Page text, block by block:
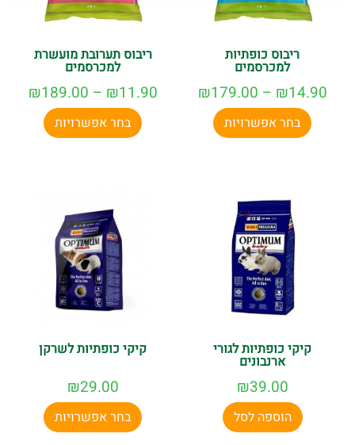
ריבוס כופתיות
למכרסמים
₪14.90
–
₪179.00
בחר אפשרויות
ריבוס תערובת מועשרת
למכרסמים
₪11.90
–
₪189.00
בחר אפשרויות
קיקי כופתיות לגורי
ארנבונים
₪39.00
הוספה לסל
קיקי כופתיות לשרקן
₪29.00
בחר אפשרויות